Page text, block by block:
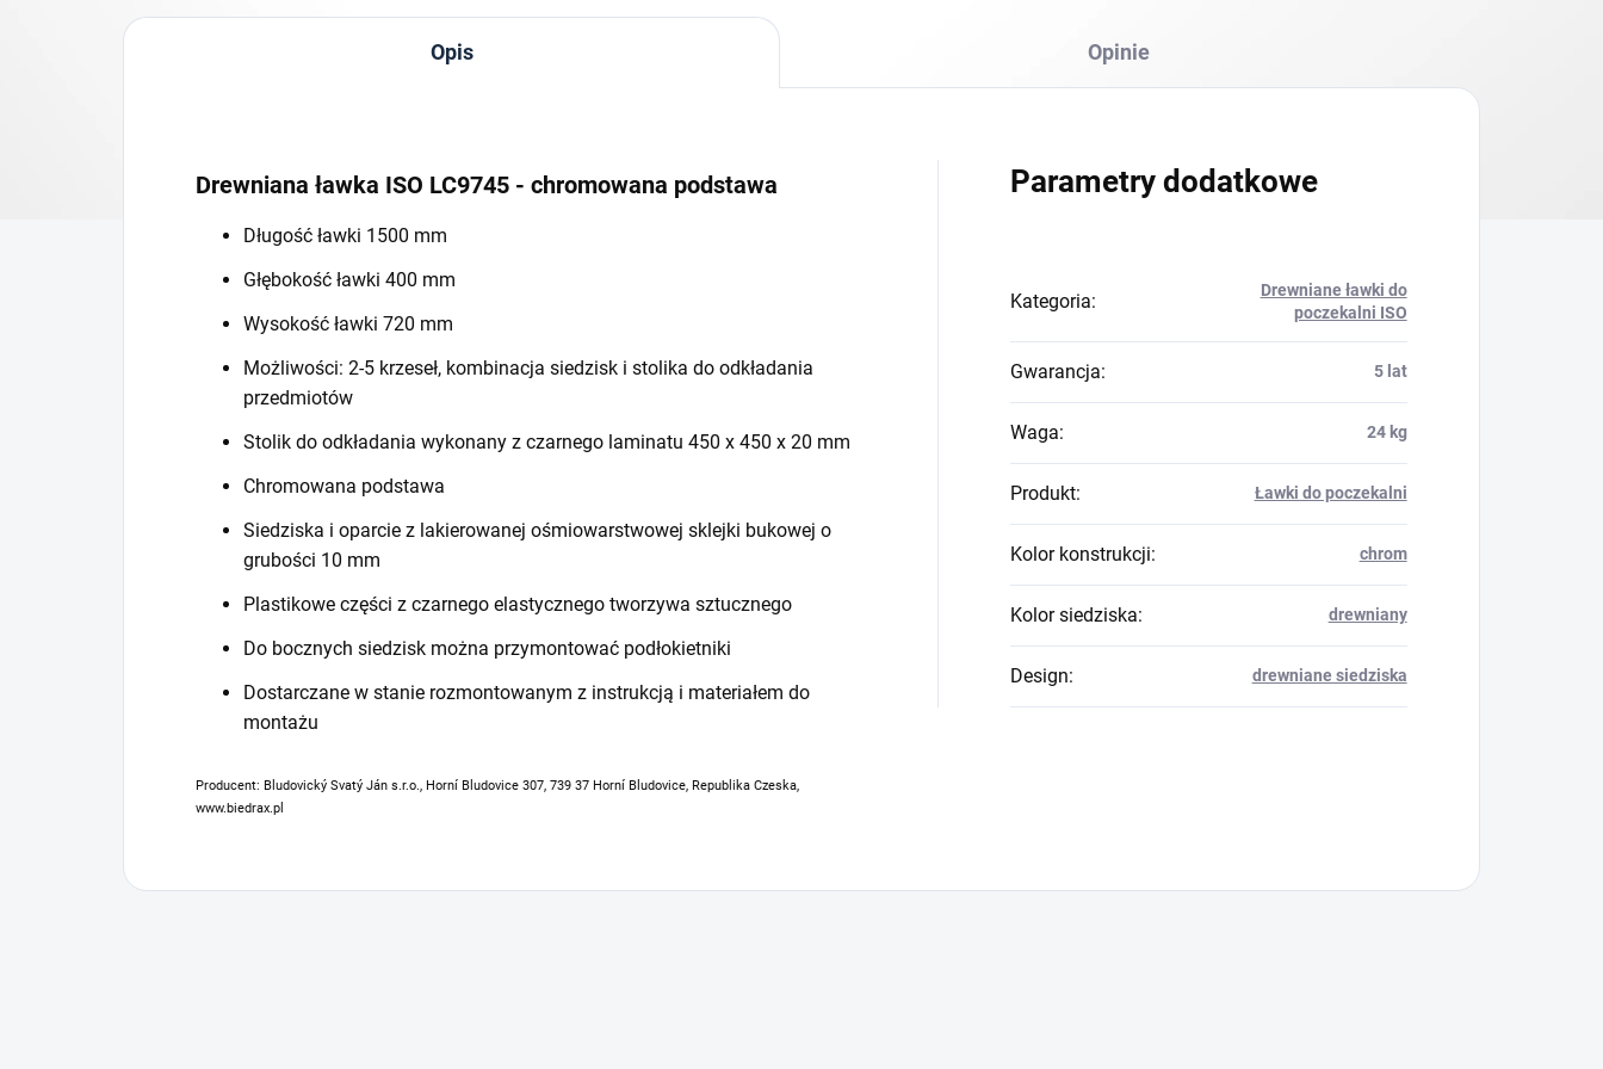
Opis Opinie
Drewniana ławka ISO LC9745 - chromowana podstawa
Długość ławki 1500 mm
Głębokość ławki 400 mm
Wysokość ławki 720 mm
Możliwości: 2-5 krzeseł, kombinacja siedzisk i stolika do odkładania
przedmiotów
Stolik do odkładania wykonany z czarnego laminatu 450 x 450 x 20 mm
Chromowana podstawa
Siedziska i oparcie z lakierowanej ośmiowarstwowej sklejki bukowej o
grubości 10 mm
Plastikowe części z czarnego elastycznego tworzywa sztucznego
Do bocznych siedzisk można przymontować podłokietniki
Dostarczane w stanie rozmontowanym z instrukcją i materiałem do
montażu
Producent: Bludovický Svatý Ján s.r.o., Horní Bludovice 307, 739 37 Horní Bludovice, Republika Czeska,
www.biedrax.pl
Parametry dodatkowe
Kategoria:
Drewniane ławki do
poczekalni ISO
Gwarancja: 5 lat
Waga: 24 kg
Produkt: Ławki do poczekalni
Kolor konstrukcji: chrom
Kolor siedziska: drewniany
Design: drewniane siedziska